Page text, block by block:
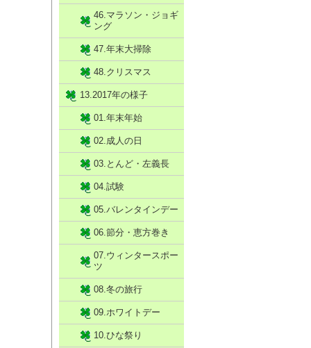
46.マラソン・ジョギ
ング
47.年末大掃除
48.クリスマス
13.2017年の様子
01.年末年始
02.成人の日
03.とんど・左義長
04.試験
05.バレンタインデー
06.節分・恵方巻き
07.ウィンタースポー
ツ
08.冬の旅行
09.ホワイトデー
10.ひな祭り